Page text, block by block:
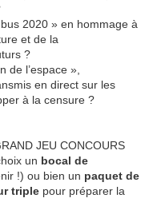
2020 » en hommage à
et de la
?
de l’espace »,
en direct sur les
à la censure ?
JEU CONCOURS
un bocal de
!) ou bien un paquet de
triple pour préparer la